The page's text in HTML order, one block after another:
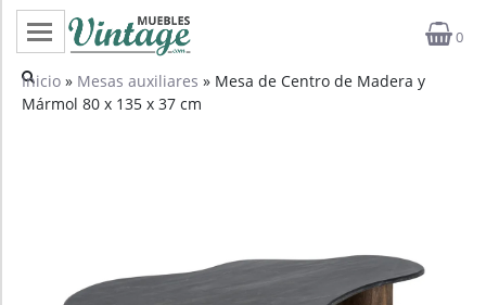
0
Categorías
Inicio » Mesas auxiliares » Mesa de Centro de Madera y
Mármol 80 x 135 x 37 cm